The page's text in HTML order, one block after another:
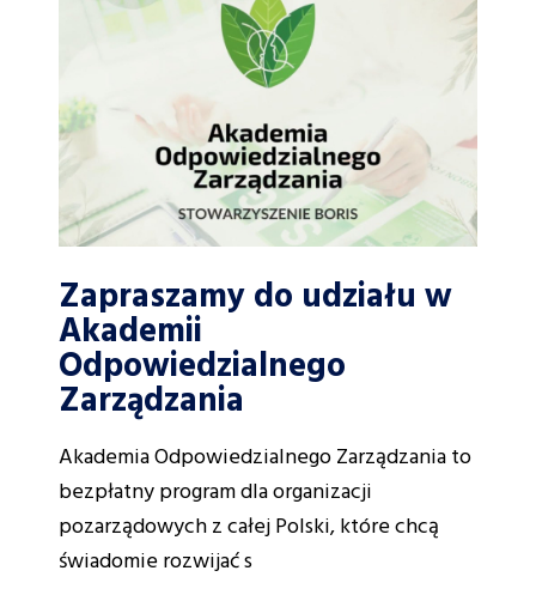
Zapraszamy do udziału w
Akademii
Odpowiedzialnego
Zarządzania
Akademia Odpowiedzialnego Zarządzania to
bezpłatny program dla organizacji
pozarządowych z całej Polski, które chcą
świadomie rozwijać s